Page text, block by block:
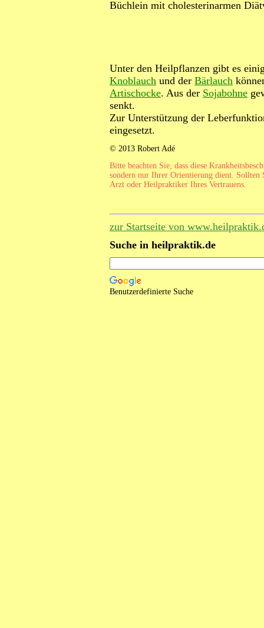
Büchlein mit cholesterinarmen
Unter den Heilpflanzen gibt es
Knoblauch und der Bärlauch
Artischocke. Aus der Sojabohne
senkt.
Zur Unterstützung der
eingesetzt.
© 2013 Robert Adé
Bitte beachten Sie, dass diese
sondern nur Ihrer Orientierung dient. Sollten
Arzt oder Heilpraktiker Ihres Vertrauens.
zur Startseite von
Suche in heilpraktik.de
Benutzerdefinierte Suche